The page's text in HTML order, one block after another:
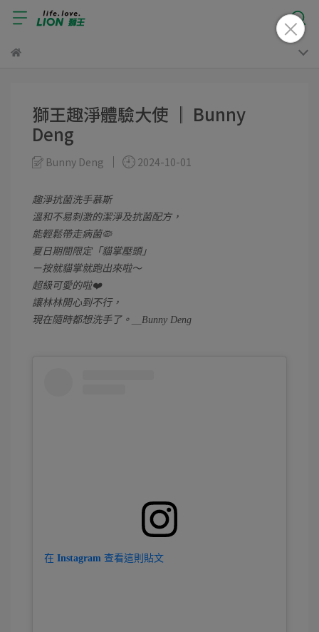
獅王趣淨體驗大使 ║ Bunny
Deng
Bunny Deng 2024-10-01
趣淨抗菌洗手慕斯
溫和不易刺激的潔淨及抗菌配方，
能輕鬆帶走病菌🦠
夏日期間限定「貓掌壓頭」
ㄧ按就貓掌就跑出來啦～
超級可愛的啦❤️
讓林林開心到不行，
現在隨時都想洗手了。＿Bunny Deng
在 Instagram 查看這則貼文